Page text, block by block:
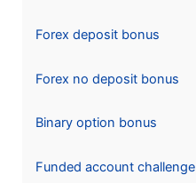
Forex deposit bonus
Forex no deposit bonus
Binary option bonus
Funded account challenge